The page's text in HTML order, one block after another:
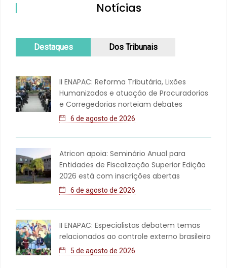
Notícias
Destaques Dos Tribunais
II ENAPAC: Reforma Tributária, Lixões
Humanizados e atuação de Procuradorias
e Corregedorias norteiam debates
6 de agosto de 2026
Atricon apoia: Seminário Anual para
Entidades de Fiscalização Superior Edição
2026 está com inscrições abertas
6 de agosto de 2026
II ENAPAC: Especialistas debatem temas
relacionados ao controle externo brasileiro
5 de agosto de 2026